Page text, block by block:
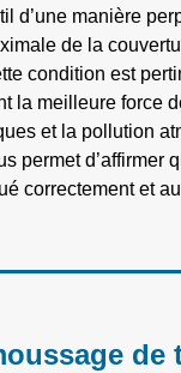
d’une manière
de la
condition est
la meilleure force
et la pollution
permet d’affirmer
correctement et
de